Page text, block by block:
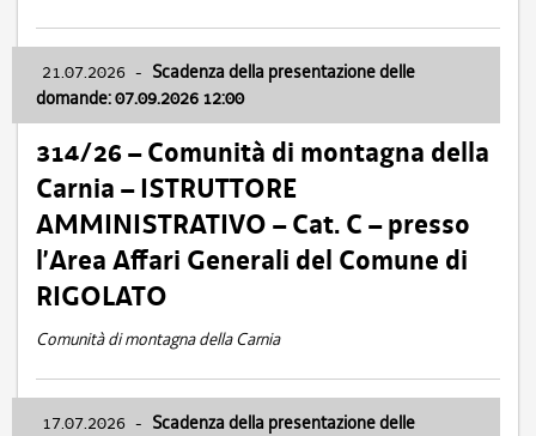
21.07.2026 - Scadenza della presentazione delle
domande: 07.09.2026 12:00
314/26 – Comunità di montagna della
Carnia – ISTRUTTORE
AMMINISTRATIVO – Cat. C – presso
l’Area Affari Generali del Comune di
RIGOLATO
Comunità di montagna della Carnia
17.07.2026 - Scadenza della presentazione delle